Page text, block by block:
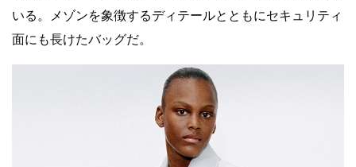
いる。メゾンを象徴するディテールとともにセキュリティ
面にも長けたバッグだ。